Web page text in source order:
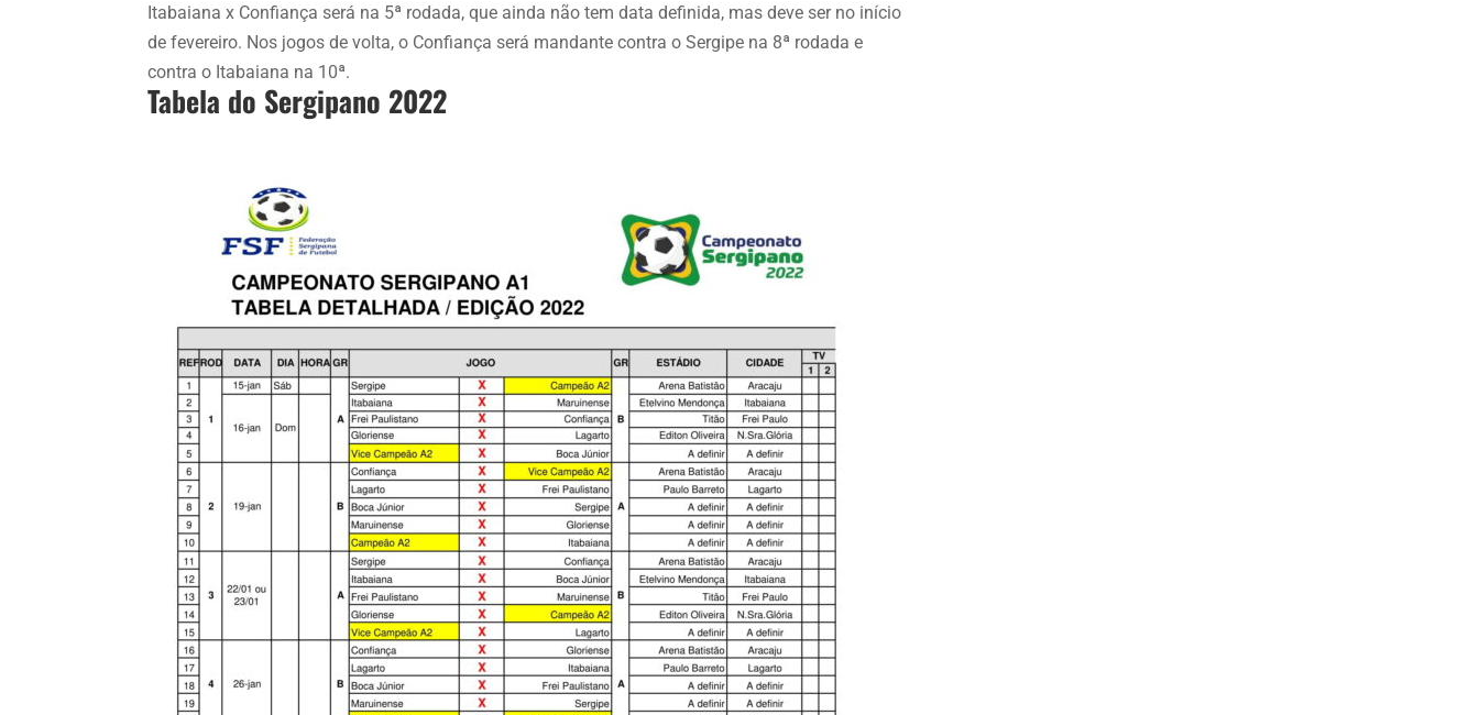
Itabaiana x Confiança será na 5ª rodada, que ainda não tem data definida, mas deve ser no início
de fevereiro. Nos jogos de volta, o Confiança será mandante contra o Sergipe na 8ª rodada e
contra o Itabaiana na 10ª.
Tabela do Sergipano 2022